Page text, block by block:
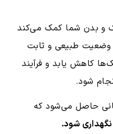
و بدن شما کمک می‌کند
وضعیت طبیعی و ثابت
کاهش یابد و فرآیند
شود.
شود.